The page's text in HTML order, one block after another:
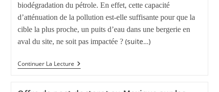
biodégradation du pétrole. En effet, cette capacité
d’atténuation de la pollution est-elle suffisante pour que la
cible la plus proche, un puits d’eau dans une bergerie en
aval du site, ne soit pas impactée ? (suite…)
Continuer La Lecture